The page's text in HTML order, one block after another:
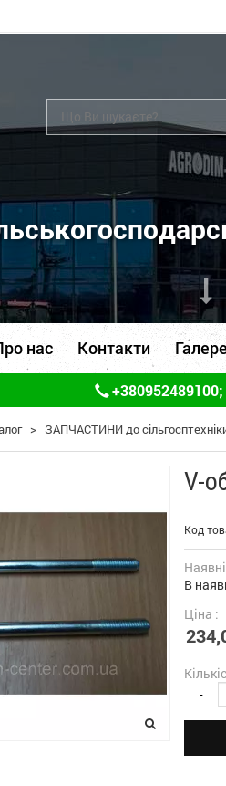
нас Контакти
+380952489100;
> ЗАПЧАСТИНИ до
V-
Код
В
Ціна :
-